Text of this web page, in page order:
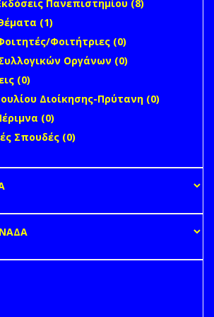
Πανεπιστημίου (8)
Θέματα filter
(1)
Φοιτήτριες (0)
Οργάνων (0)
(0)
Διοίκησης-Πρύτανη (0)
(0)
Σπουδές (0)